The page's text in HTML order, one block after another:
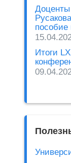
пособие
Итоги